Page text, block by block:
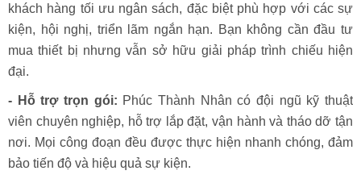
khách hàng tối ưu ngân sách, đặc biệt phù hợp với các sự
kiện, hội nghị, triển lãm ngắn hạn. Bạn không cần đầu tư
mua thiết bị nhưng vẫn sở hữu giải pháp trình chiếu hiện
đại.
- Hỗ trợ trọn gói: Phúc Thành Nhân có đội ngũ kỹ thuật
viên chuyên nghiệp, hỗ trợ lắp đặt, vận hành và tháo dỡ tận
nơi. Mọi công đoạn đều được thực hiện nhanh chóng, đảm
bảo tiến độ và hiệu quả sự kiện.